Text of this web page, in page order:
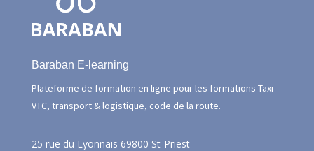
Baraban E-learning
Plateforme de formation en ligne pour les formations Taxi-
VTC, transport & logistique, code de la route.
25 rue du Lyonnais 69800 St-Priest